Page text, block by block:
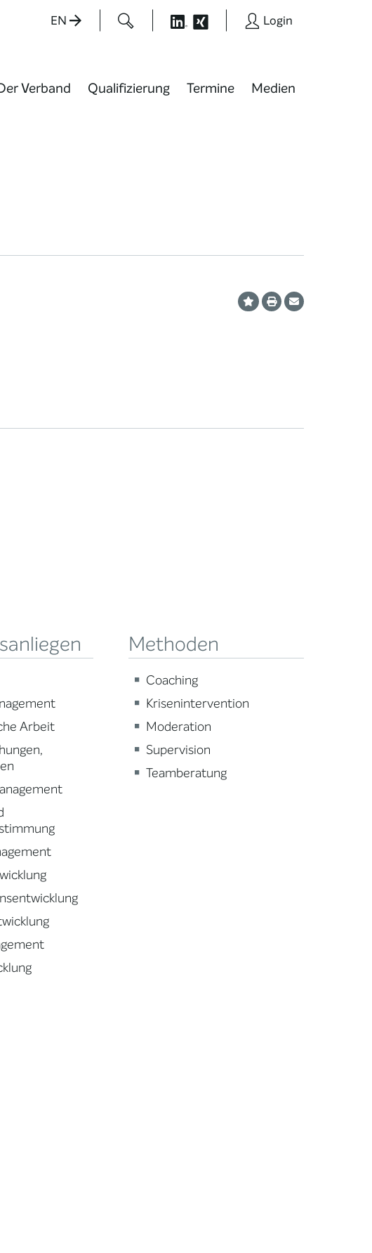
EN Login
Verband Qualifizierung Termine Medien
Arbeit
Methoden
Coaching
Krisenintervention
Moderation
Supervision
Teamberatung